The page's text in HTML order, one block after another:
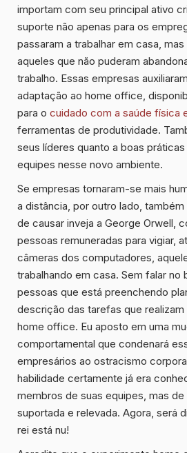
importam com seu principal ativo
suporte não apenas para os
passaram a trabalhar em casa,
aqueles que não puderam
trabalho. Essas empresas
adaptação ao home office,
para o cuidado com a saúde física
ferramentas de produtividade.
seus líderes quanto a boas
equipes nesse novo ambiente.
Se empresas tornaram-se mais
a distância, por outro lado,
de causar inveja a George Orwell,
pessoas remuneradas para vigiar,
câmeras dos computadores,
trabalhando em casa. Sem falar no
pessoas que está preenchendo
descrição das tarefas que realizam
home office. Eu aposto em uma
comportamental que condenará
empresários ao ostracismo
habilidade certamente já era
membros de suas equipes, mas
suportada e relevada. Agora, será
rei está nu!